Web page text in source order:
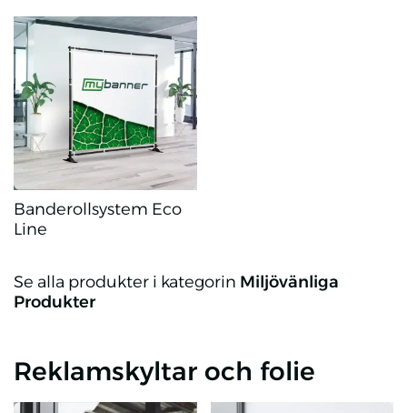
Banderollsystem Eco
Line
Se alla produkter i kategorin Miljövänliga
Produkter
Reklamskyltar och folie